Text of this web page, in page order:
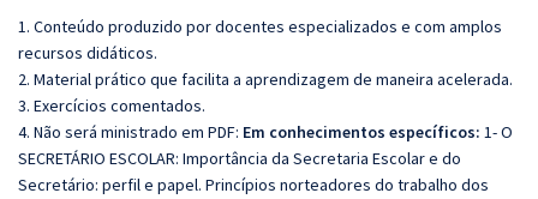
1. Conteúdo produzido por docentes especializados e com amplos
recursos didáticos.
2. Material prático que facilita a aprendizagem de maneira acelerada.
3. Exercícios comentados.
4. Não será ministrado em PDF: Em conhecimentos específicos: 1- O
SECRETÁRIO ESCOLAR: Importância da Secretaria Escolar e do
Secretário: perfil e papel. Princípios norteadores do trabalho dos